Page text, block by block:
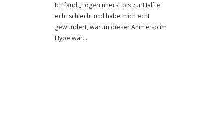
Ich fand „Edgerunners" bis zur Hälfte
echt schlecht und habe mich echt
gewundert, warum dieser Anime so im
Hype war…